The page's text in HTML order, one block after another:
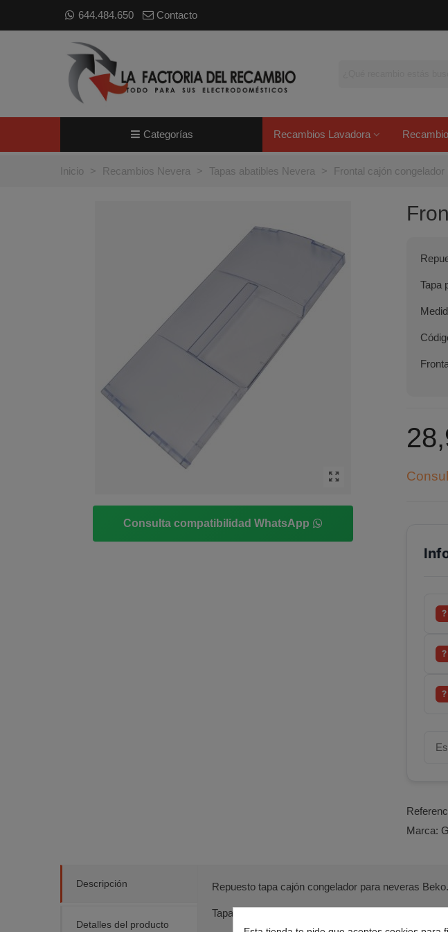
644.484.650 Contacto
Categorías Recambios Lavadora
Inicio > Recambios Nevera > Tapas abatibles Nevera > Frontal cajón
Consulta compatibilidad WhatsApp
Tapa
?
?
?
Marca:
Descripción
Detalles del producto
Repuesto tapa cajón congelador para neveras Beko.
Tapa puerta congelador de plástico y color